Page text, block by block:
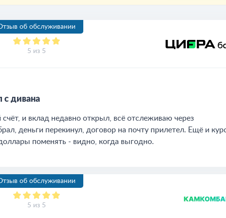
об обслуживании
5 из 5
с дивана
и вклад недавно открыл, всё отслеживаю через
деньги перекинул, договор на почту прилетел. Ещё и
поменять - видно, когда выгодно.
об обслуживании
5 из 5